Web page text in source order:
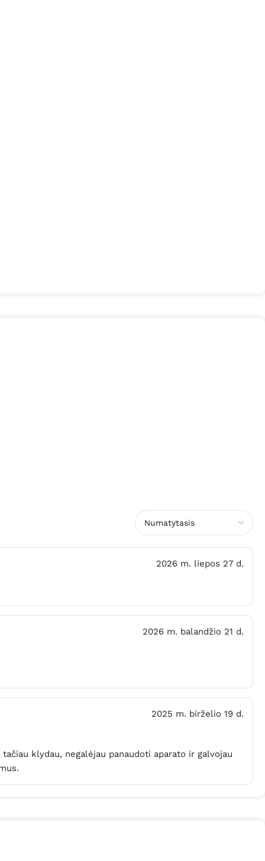
2026 m. liepos 27 d.
2026 m. balandžio 21 d.
2025 m. birželio 19 d.
klydau, negalėjau panaudoti aparato ir galvojau